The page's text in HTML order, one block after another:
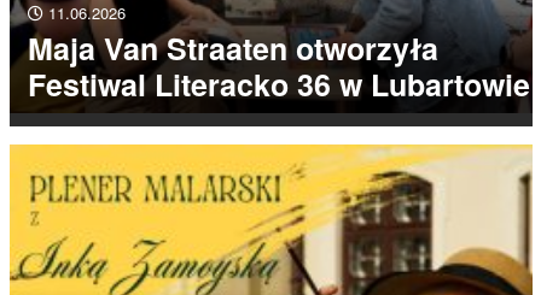
11.06.2026
Maja Van Straaten otworzyła
Festiwal Literacko 36 w Lubartowie